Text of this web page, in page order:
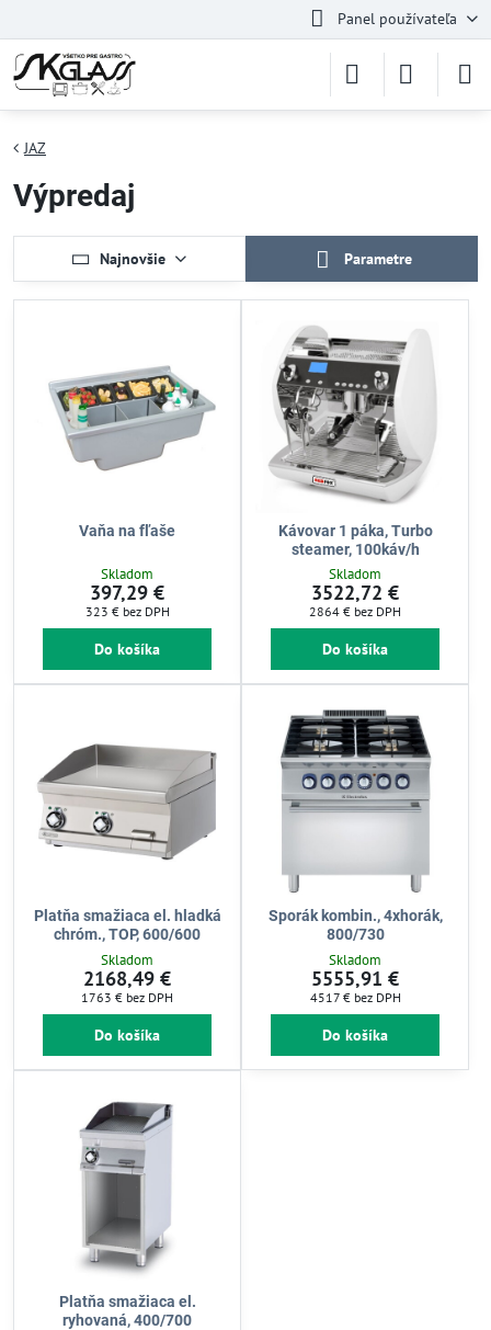
Panel používateľa
JAZ
Výpredaj
Najnovšie Parametre
Vaňa na fľaše
Skladom
397,29 €
323 € bez DPH
Do košíka
Kávovar 1 páka, Turbo
steamer, 100káv/h
Skladom
3522,72 €
2864 € bez DPH
Do košíka
Platňa smažiaca el. hladká
chróm., TOP, 600/600
Skladom
2168,49 €
1763 € bez DPH
Do košíka
Sporák kombin., 4xhorák,
800/730
Skladom
5555,91 €
4517 € bez DPH
Do košíka
Platňa smažiaca el.
ryhovaná, 400/700